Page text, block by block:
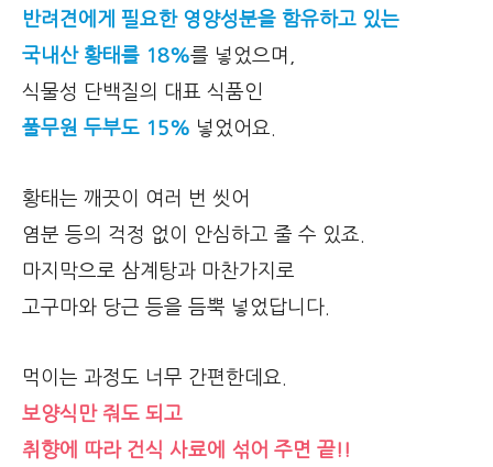
반려견에게 필요한 영양성분을 함유하고 있는
국내산 황태를 18%를 넣었으며,
식물성 단백질의 대표 식품인
풀무원 두부도 15% 넣었어요.
황태는 깨끗이 여러 번 씻어
염분 등의 걱정 없이 안심하고 줄 수 있죠.
마지막으로 삼계탕과 마찬가지로
고구마와 당근 등을 듬뿍 넣었답니다.
먹이는 과정도 너무 간편한데요.
보양식만 줘도 되고
취향에 따라 건식 사료에 섞어 주면 끝!!